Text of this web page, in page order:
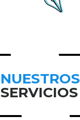
NUESTROS
SERVICIOS